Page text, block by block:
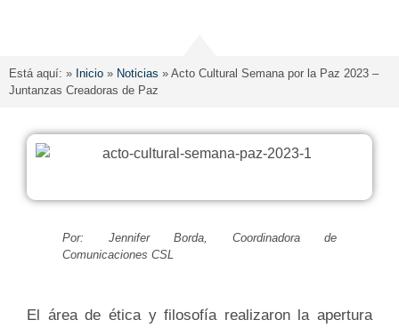
Está aquí: » Inicio » Noticias » Acto Cultural Semana por la Paz 2023 –
Juntanzas Creadoras de Paz
Por: Jennifer Borda, Coordinadora de
Comunicaciones CSL
El área de ética y filosofía realizaron la apertura